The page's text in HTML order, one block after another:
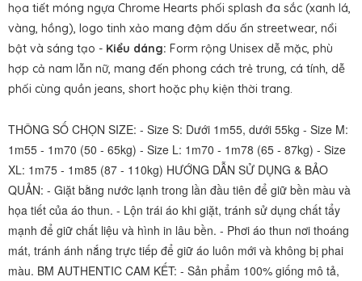
họa tiết móng ngựa Chrome Hearts phối splash đa sắc (xanh lá,
vàng, hồng), logo tinh xảo mang đậm dấu ấn streetwear, nổi
bật và sáng tạo - Kiểu dáng: Form rộng Unisex dễ mặc, phù
hợp cả nam lẫn nữ, mang đến phong cách trẻ trung, cá tính, dễ
phối cùng quần jeans, short hoặc phụ kiện thời trang.
THÔNG SỐ CHỌN SIZE: - Size S: Dưới 1m55, dưới 55kg - Size M:
1m55 - 1m70 (50 - 65kg) - Size L: 1m70 - 1m78 (65 - 87kg) - Size
XL: 1m75 - 1m85 (87 - 110kg) HƯỚNG DẪN SỬ DỤNG & BẢO
QUẢN: - Giặt bằng nước lạnh trong lần đầu tiên để giữ bền màu và
họa tiết của áo thun. - Lộn trái áo khi giặt, tránh sử dụng chất tẩy
mạnh để giữ chất liệu và hình in lâu bền. - Phơi áo thun nơi thoáng
mát, tránh ánh nắng trực tiếp để giữ áo luôn mới và không bị phai
màu. BM AUTHENTIC CAM KẾT: - Sản phẩm 100% giống mô tả,